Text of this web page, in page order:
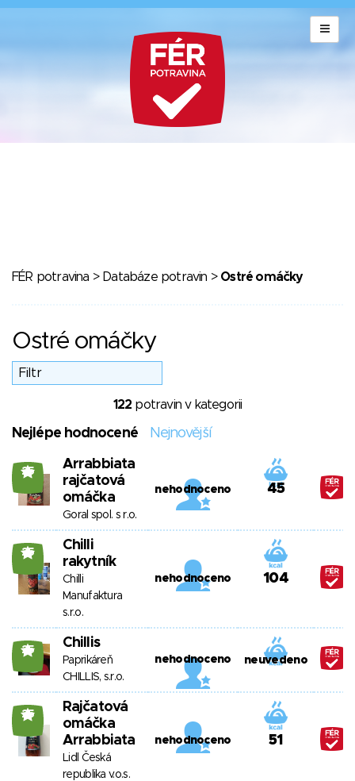
FÉR potravina > Databáze potravin > Ostré omáčky
Ostré omáčky
122 potravin v kategorii
Nejlépe hodnocené Nejnovější
25
Arrabbiata
rajčatová
omáčka
Goral spol. s r.o.
nehodnoceno 45
25
Chilli
rakytník
Chilli
Manufaktura
s.r.o.
nehodnoceno 104
25 Chillis
Paprikáreň
CHILLIS, s.r.o.
nehodnoceno neuvedeno
25
Rajčatová
omáčka
Arrabbiata
Lidl Česká
republika v.o.s.
nehodnoceno 51